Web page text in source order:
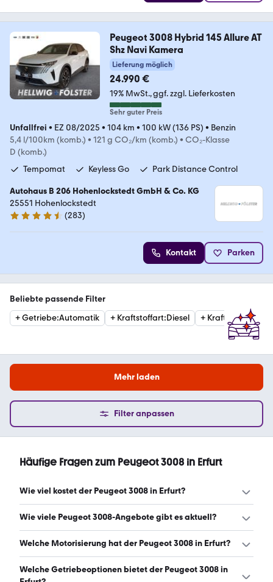
Peugeot 3008 Hybrid 145 Allure AT
Shz Navi Kamera
Lieferung möglich
24.990 €
19% MwSt. ggf. zzgl. Lieferkosten
Sehr guter Preis
Unfallfrei • EZ 08/2025 • 104 km • 100 kW (136 PS) • Benzin
5,4 l/100km (komb.) • 121 g CO₂/km (komb.) • CO₂-Klasse
D (komb.)
Tempomat
Keyless Go Park Distance Control
Autohaus B 206 Hohenlockstedt GmbH & Co. KG
25551 Hohenlockstedt
4.5 Sterne
(283)
Kontakt Parken
Beliebte passende Filter
+Getriebe:Automatik + Kraftstoffart:Diesel + Kraftstoffart:
Mehr laden
Filter anpassen
Häufige Fragen zum Peugeot 3008 in Erfurt
Wie viel kostet der Peugeot 3008 in Erfurt?
Ein guter Preis für einen Peugeot 3008 in Erfurt liegt
starten ab 150 € monatlich. (Stand: 8.8.2026)
Wie viele Peugeot 3008-Angebote gibt es aktuell?
Es gibt insgesamt 67 Peugeot 3008 bei mobile.de, davon
Welche Motorisierung hat der Peugeot 3008 in Erfurt?
Der Peugeot 3008 in Erfurt hat Leistungen zwischen 131
und 224 PS. (Stand: 8.8.2026)
Welche Getriebeoptionen bietet der Peugeot 3008 in